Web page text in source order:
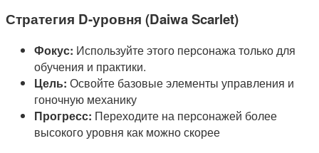
Стратегия D-уровня (Daiwa Scarlet)
Фокус: Используйте этого персонажа только для
обучения и практики.
Цель: Освойте базовые элементы управления и
гоночную механику
Прогресс: Переходите на персонажей более
высокого уровня как можно скорее